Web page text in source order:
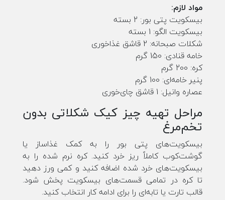
مواد لازم:
بیسکویت پتی بور: 2 بسته
بیسکویت الگو: 1 بسته
شکلات صبحانه: 2 قاشق غذاخوری
خامه قنادی: 150 گرم
کره: 200 گرم
پنیر خامه‌ای: 100 گرم
عصاره وانیل: 1 قاشق چای‌خوری
مراحل تهیه چیز کیک شکلاتی بدون
تخم‌مرغ
بیسکویت‌های پتی بور را به کمک غذاساز یا
گوشت‌کوب کاملاً ریز خرد کنید. کره نرم شده را به
بیسکویت‌های خرد شده اضافه کنید و کمی ورز دهید
تا کره در تمامی قسمت‌های بیسکویت پخش شود.
قالب تارت یا تابه‌ای را برای ادامه کار انتخاب کنید.